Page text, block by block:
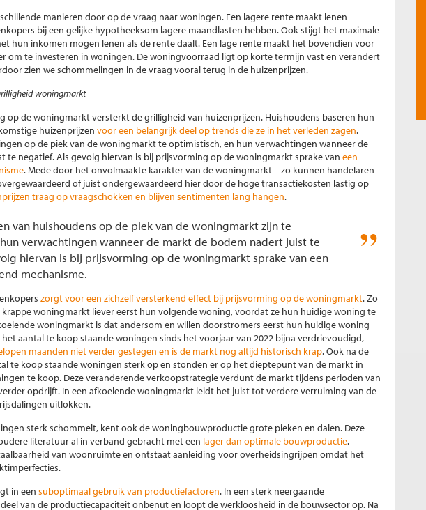
manieren door op de vraag naar woningen. Een lagere rente maakt lenen
bij een gelijke hypotheeksom lagere maandlasten hebben. Ook stijgt het maximale
hun inkomen mogen lenen als de rente daalt. Een lage rente maakt het bovendien voor
om te investeren in woningen. De woningvoorraad ligt op korte termijn vast en verandert
zien we schommelingen in de vraag vooral terug in de huizenprijzen.
woningmarkt
op de woningmarkt versterkt de grilligheid van huizenprijzen. Huishoudens baseren hun
huizenprijzen voor een belangrijk deel op trends die ze in het verleden zagen.
op de piek van de woningmarkt te optimistisch, en hun verwachtingen wanneer de
te negatief. Als gevolg hiervan is bij prijsvorming op de woningmarkt sprake van een
. Mede door het onvolmaakte karakter van de woningmarkt – zo kunnen handelaren
of juist ondergewaardeerd hier door de hoge transactiekosten lastig op
traag op vraagschokken en blijven sentimenten lang hangen.
van huishoudens op de piek van de woningmarkt zijn te
verwachtingen wanneer de markt de bodem nadert juist te
hiervan is bij prijsvorming op de woningmarkt sprake van een
mechanisme.
zorgt voor een zichzelf versterkend effect bij prijsvorming op de woningmarkt. Zo
woningmarkt liever eerst hun volgende woning, voordat ze hun huidige woning te
woningmarkt is dat andersom en willen doorstromers eerst hun huidige woning
aantal te koop staande woningen sinds het voorjaar van 2022 bijna verdrievoudigd,
maanden niet verder gestegen en is de markt nog altijd historisch krap. Ook na de
te koop staande woningen sterk op en stonden er op het dieptepunt van de markt in
te koop. Deze veranderende verkoopstrategie verdunt de markt tijdens perioden van
opdrijft. In een afkoelende woningmarkt leidt het juist tot verdere verruiming van de
uitlokken.
sterk schommelt, kent ook de woningbouwproductie grote pieken en dalen. Deze
literatuur al in verband gebracht met een lager dan optimale bouwproductie.
van woonruimte en ontstaat aanleiding voor overheidsingrijpen omdat het
in een suboptimaal gebruik van productiefactoren. In een sterk neergaande
van de productiecapaciteit onbenut en loopt de werkloosheid in de bouwsector op. Na